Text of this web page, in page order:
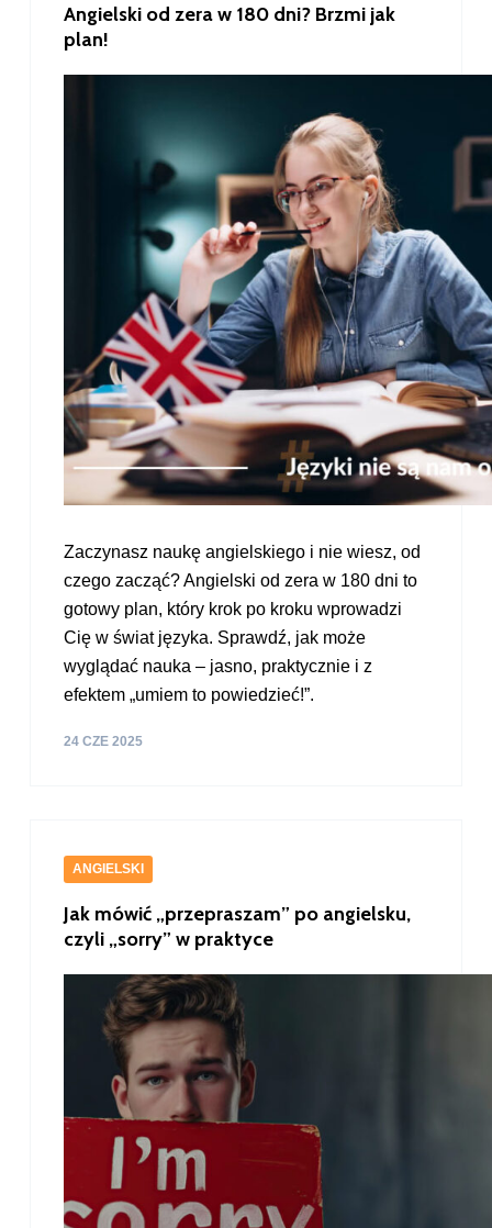
Angielski od zera w 180 dni? Brzmi jak
plan!
Zaczynasz naukę angielskiego i nie wiesz, od
czego zacząć? Angielski od zera w 180 dni to
gotowy plan, który krok po kroku wprowadzi
Cię w świat języka. Sprawdź, jak może
wyglądać nauka – jasno, praktycznie i z
efektem „umiem to powiedzieć!”.
24 CZE 2025
ANGIELSKI
Jak mówić „przepraszam” po angielsku,
czyli „sorry” w praktyce